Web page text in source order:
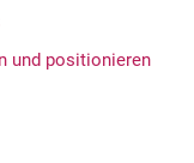
und positionieren